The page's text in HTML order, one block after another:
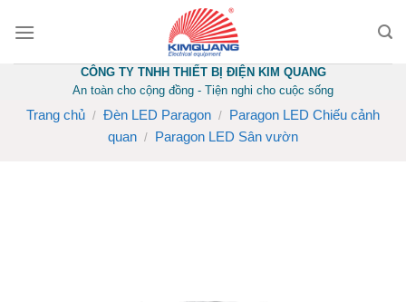
CÔNG TY TNHH THIẾT BỊ ĐIỆN KIM QUANG
An toàn cho cộng đồng - Tiện nghi cho cuộc sống
Trang chủ / Đèn LED Paragon /
Paragon LED Chiếu cảnh
quan / Paragon LED Sân vườn